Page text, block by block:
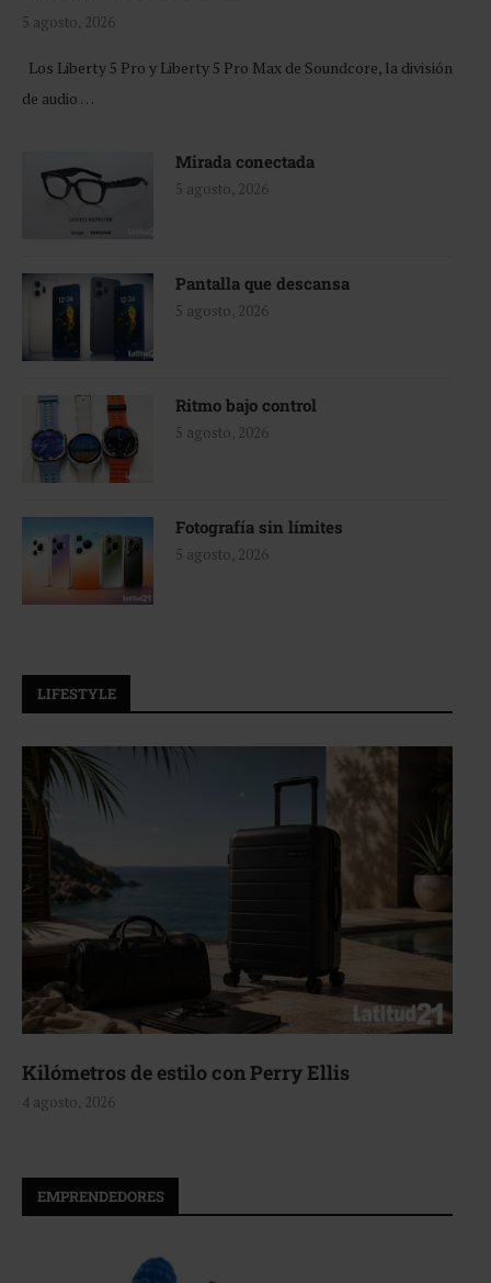
5 agosto, 2026
Los Liberty 5 Pro y Liberty 5 Pro Max de Soundcore, la división
de audio …
Mirada conectada
5 agosto, 2026
Pantalla que descansa
5 agosto, 2026
Ritmo bajo control
5 agosto, 2026
Fotografía sin límites
5 agosto, 2026
LIFESTYLE
Aerie, texturas que fluyen
4 agosto, 2026
EMPRENDEDORES